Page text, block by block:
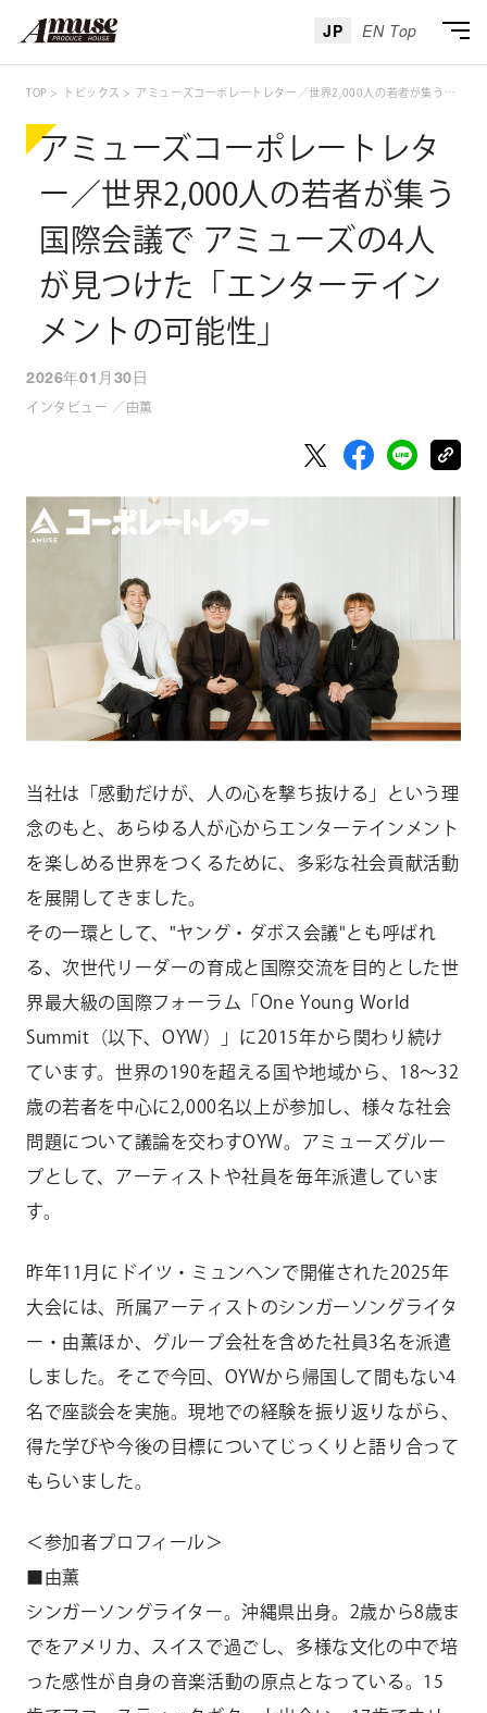
JP EN Top
個人のお客様
法人のお客様
AUDITION アーティスト募集
TOP トピックス アミューズコーポレートレター／世界2,000人の若者が集う国際会議で アミューズの4人が見つけた「エンターテインメントの可能性」
アミューズコーポレートレタ
ー／世界2,000人の若者が集う
国際会議で アミューズの4人
が見つけた「エンターテイン
メントの可能性」
2026年01月30日
インタビュー ／由薫
当社は「感動だけが、人の心を撃ち抜ける」という理
念のもと、あらゆる人が心からエンターテインメント
を楽しめる世界をつくるために、多彩な社会貢献活動
を展開してきました。
その一環として、"ヤング・ダボス会議"とも呼ばれ
る、次世代リーダーの育成と国際交流を目的とした世
界最大級の国際フォーラム「One Young World
Summit（以下、OYW）」に2015年から関わり続け
ています。世界の190を超える国や地域から、18〜32
歳の若者を中心に2,000名以上が参加し、様々な社会
問題について議論を交わすOYW。アミューズグルー
プとして、アーティストや社員を毎年派遣していま
す。
昨年11月にドイツ・ミュンヘンで開催された2025年
大会には、所属アーティストのシンガーソングライタ
ー・由薫ほか、グループ会社を含めた社員3名を派遣
しました。そこで今回、OYWから帰国して間もない4
名で座談会を実施。現地での経験を振り返りながら、
得た学びや今後の目標についてじっくりと語り合って
もらいました。
＜参加者プロフィール＞
■由薫
シンガーソングライター。沖縄県出身。2歳から8歳ま
でをアメリカ、スイスで過ごし、多様な文化の中で培
った感性が自身の音楽活動の原点となっている。15